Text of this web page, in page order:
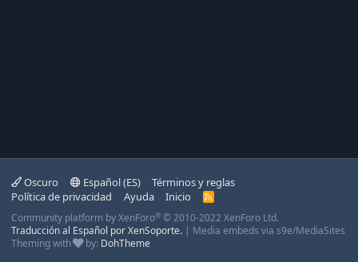
Oscuro Español (ES)
Términos y reglas
Política de privacidad
Ayuda Inicio
R
S
Community platform by XenForo® © 2010-2022 XenForo Ltd.
Traducción al Español por XenSoporte. | Media embeds via s9e/MediaSites
Theming with
by: DohTheme